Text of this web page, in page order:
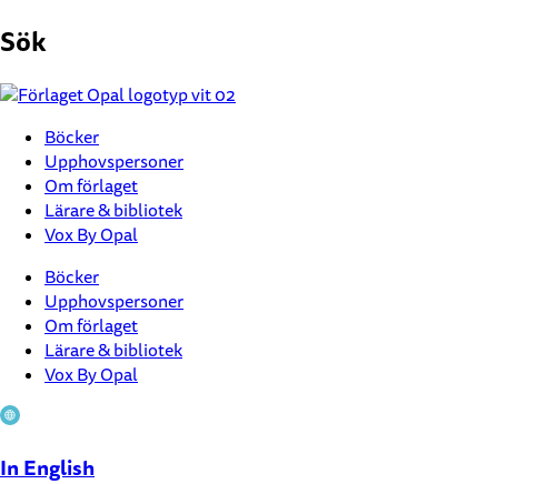
till
Sök
Böcker
Upphovspersoner
Om förlaget
Lärare & bibliotek
Vox By Opal
Böcker
Upphovspersoner
Om förlaget
Lärare & bibliotek
Vox By Opal
In English